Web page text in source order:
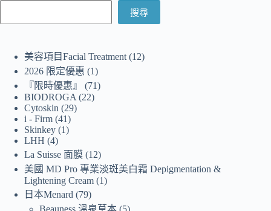
搜尋
美容項目Facial Treatment 12
2026 限定優惠
1
『限時優惠』
71
BIODROGA
22
Cytoskin
29
i - Firm 41
Skinkey 1
LHH 4
La Suisse 面膜 12
美國 MD Pro 專業淡斑美白霜 Depigmentation &
Lightening Cream 1
日本Menard
79
Beauness 溫泉草本 5